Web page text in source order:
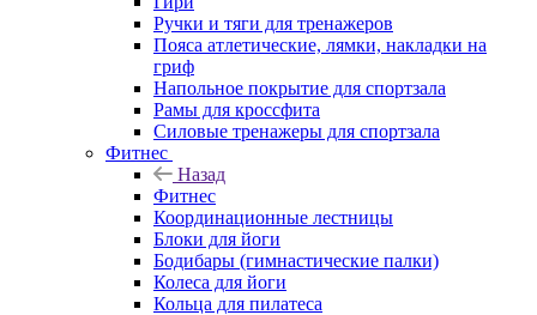
Ручки и тяги для тренажеров
Пояса атлетические, лямки, накладки на
гриф
Напольное покрытие для спортзала
Рамы для кроссфита
Силовые тренажеры для спортзала
Фитнес
Назад
Фитнес
Координационные лестницы
Блоки для йоги
Бодибары (гимнастические палки)
Колеса для йоги
Кольца для пилатеса